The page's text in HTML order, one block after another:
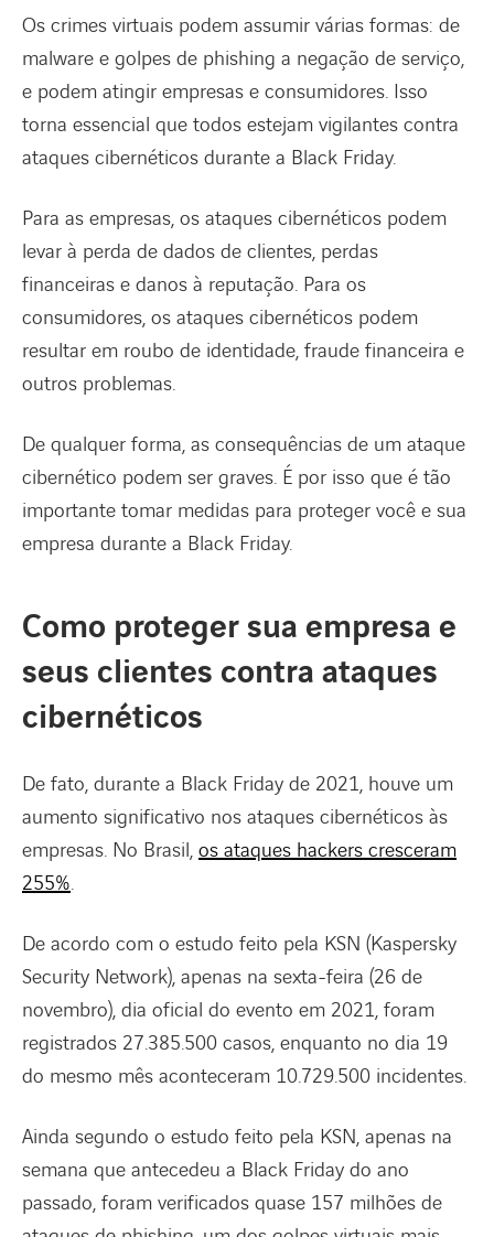
Os crimes virtuais podem assumir várias formas: de
malware e golpes de phishing a negação de serviço,
e podem atingir empresas e consumidores. Isso
torna essencial que todos estejam vigilantes contra
ataques cibernéticos durante a Black Friday.
Para as empresas, os ataques cibernéticos podem
levar à perda de dados de clientes, perdas
financeiras e danos à reputação. Para os
consumidores, os ataques cibernéticos podem
resultar em roubo de identidade, fraude financeira e
outros problemas.
De qualquer forma, as consequências de um ataque
cibernético podem ser graves. É por isso que é tão
importante tomar medidas para proteger você e sua
empresa durante a Black Friday.
Como proteger sua empresa e
seus clientes contra ataques
cibernéticos
De fato, durante a Black Friday de 2021, houve um
aumento significativo nos ataques cibernéticos às
empresas. No Brasil, os ataques hackers cresceram
255%.
De acordo com o estudo feito pela KSN (Kaspersky
Security Network), apenas na sexta-feira (26 de
novembro), dia oficial do evento em 2021, foram
registrados 27.385.500 casos, enquanto no dia 19
do mesmo mês aconteceram 10.729.500 incidentes.
Ainda segundo o estudo feito pela KSN, apenas na
semana que antecedeu a Black Friday do ano
passado, foram verificados quase 157 milhões de